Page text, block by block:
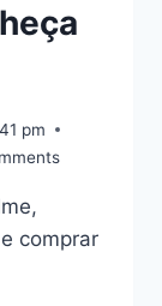
pm
comprar